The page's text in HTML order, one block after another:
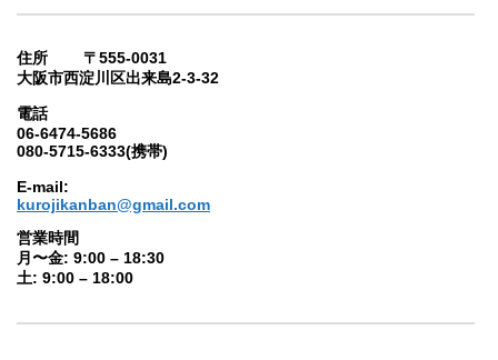
住所 〒555-0031
大阪市西淀川区出来島2-3-32
電話
06-6474-5686
080-5715-6333(携帯)
E-mail:
kurojikanban@gmail.com
営業時間
月〜金: 9:00 – 18:30
土: 9:00 – 18:00